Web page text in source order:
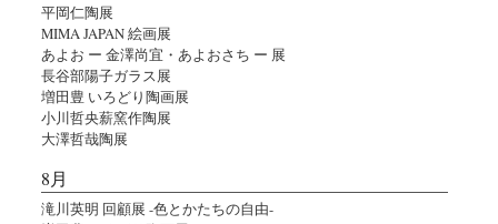
平岡仁陶展
MIMA JAPAN 絵画展
あよお ー 金澤尚宜・あよおさち ー 展
長谷部陽子ガラス展
増田豊 いろどり陶画展
小川哲央薪窯作陶展
大澤哲哉陶展
8月
滝川英明 回顧展 -色とかたちの自由-